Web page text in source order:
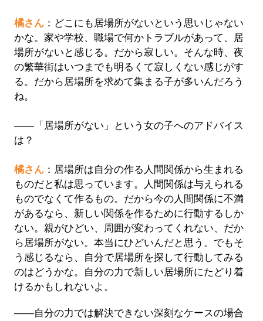
橘さん：どこにも居場所がないという思いじゃない
かな。家や学校、職場で何かトラブルがあって、居
場所がないと感じる。だから寂しい。そんな時、夜
の繁華街はいつまでも明るくて寂しくない感じがす
る。だから居場所を求めて集まる子が多いんだろう
ね。
――「居場所がない」という女の子へのアドバイス
は？
橘さん：居場所は自分の作る人間関係から生まれる
ものだと私は思っています。人間関係は与えられる
ものでなくて作るもの。だから今の人間関係に不満
があるなら、新しい関係を作るために行動するしか
ない。親がひどい、周囲が変わってくれない、だか
ら居場所がない。本当にひどいんだと思う。でもそ
う感じるなら、自分で居場所を探して行動してみる
のはどうかな。自分の力で新しい居場所にたどり着
けるかもしれないよ。
――自分の力では解決できない深刻なケースの場合